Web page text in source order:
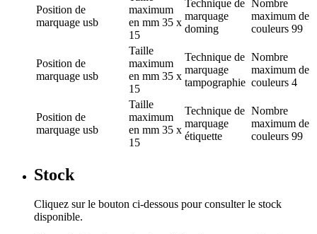
Position de
marquage usb
maximum
en mm 35 x
15
Technique de
marquage
doming
Nombre
maximum de
couleurs 99
Position de
marquage usb
Taille
maximum
en mm 35 x
15
Technique de
marquage
tampographie
Nombre
maximum de
couleurs 4
Position de
marquage usb
Taille
maximum
en mm 35 x
15
Technique de
marquage
étiquette
Nombre
maximum de
couleurs 99
Stock
Cliquez sur le bouton ci-dessous pour consulter le stock
disponible.